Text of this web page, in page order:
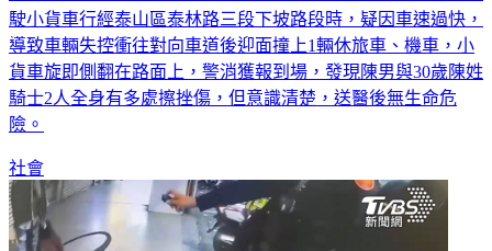
駛小貨車行經泰山區泰林路三段下坡路段時，疑因車速過快，
導致車輛失控衝往對向車道後迎面撞上1輛休旅車、機車，小
貨車旋即側翻在路面上，警消獲報到場，發現陳男與30歲陳姓
騎士2人全身有多處擦挫傷，但意識清楚，送醫後無生命危
險。
社會